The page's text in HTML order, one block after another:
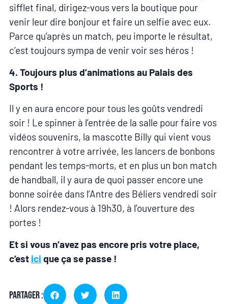
sifflet final, dirigez-vous vers la boutique pour
venir leur dire bonjour et faire un selfie avec eux.
Parce qu’après un match, peu importe le résultat,
c’est toujours sympa de venir voir ses héros !
4. Toujours plus d’animations au Palais des
Sports !
Il y en aura encore pour tous les goûts vendredi
soir ! Le spinner à l’entrée de la salle pour faire vos
vidéos souvenirs, la mascotte Billy qui vient vous
rencontrer à votre arrivée, les lancers de bonbons
pendant les temps-morts, et en plus un bon match
de handball, il y aura de quoi passer encore une
bonne soirée dans l’Antre des Béliers vendredi soir
! Alors rendez-vous à 19h30, à l’ouverture des
portes !
Et si vous n’avez pas encore pris votre place,
c’est ici que ça se passe !
Partager :